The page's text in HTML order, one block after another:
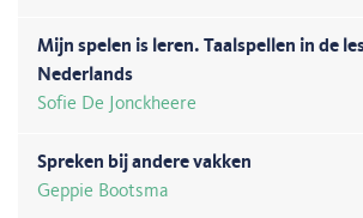
Mijn spelen is leren. Taalspellen in de
Nederlands
Sofie De Jonckheere
Spreken bij andere vakken
Geppie Bootsma